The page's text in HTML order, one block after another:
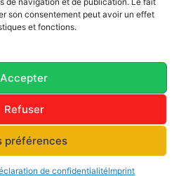
son consentement peut avoir un effet
et fonctions.
Accepter
Refuser
préférences
de confidentialitéImprint
capitale, sans capitale.
d'altermidi
de cookies (UE)
Avertissement
de confidentialité (UE)